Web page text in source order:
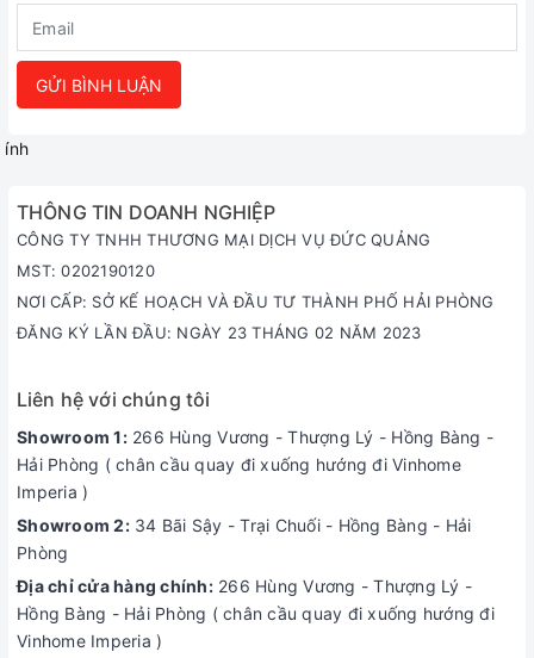
GỬI BÌNH LUẬN
ính
THÔNG TIN DOANH NGHIỆP
CÔNG TY TNHH THƯƠNG MẠI DỊCH VỤ ĐỨC QUẢNG
MST: 0202190120
NƠI CẤP: SỞ KẾ HOẠCH VÀ ĐẦU TƯ THÀNH PHỐ HẢI PHÒNG
ĐĂNG KÝ LẦN ĐẦU: NGÀY 23 THÁNG 02 NĂM 2023
Liên hệ với chúng tôi
Showroom 1:266 Hùng Vương - Thượng Lý - Hồng Bàng -
Hải Phòng ( chân cầu quay đi xuống hướng đi Vinhome
Imperia )
Showroom 2:34 Bãi Sậy - Trại Chuối - Hồng Bàng - Hải
Phòng
Địa chỉ cửa hàng chính:266 Hùng Vương - Thượng Lý -
Hồng Bàng - Hải Phòng ( chân cầu quay đi xuống hướng đi
Vinhome Imperia )